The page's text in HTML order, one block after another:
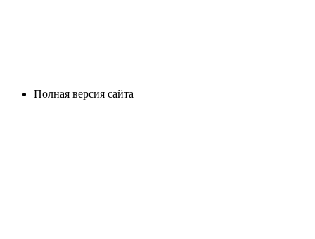
Полная версия сайта